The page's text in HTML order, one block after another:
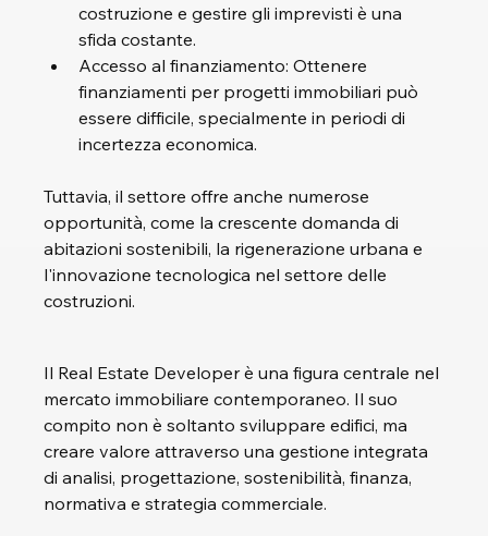
costruzione e gestire gli imprevisti è una
sfida costante.
Accesso al finanziamento: Ottenere
finanziamenti per progetti immobiliari può
essere difficile, specialmente in periodi di
incertezza economica.
Tuttavia, il settore offre anche numerose
opportunità, come la crescente domanda di
abitazioni sostenibili, la rigenerazione urbana e
l'innovazione tecnologica nel settore delle
costruzioni.
Il Real Estate Developer è una figura centrale nel
mercato immobiliare contemporaneo. Il suo
compito non è soltanto sviluppare edifici, ma
creare valore attraverso una gestione integrata
di analisi, progettazione, sostenibilità, finanza,
normativa e strategia commerciale.